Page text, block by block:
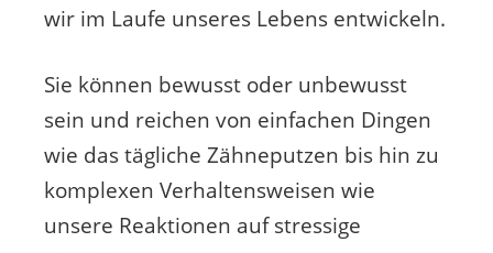
wir im Laufe unseres Lebens entwickeln.
Sie können bewusst oder unbewusst
sein und reichen von einfachen Dingen
wie das tägliche Zähneputzen bis hin zu
komplexen Verhaltensweisen wie
unsere Reaktionen auf stressige